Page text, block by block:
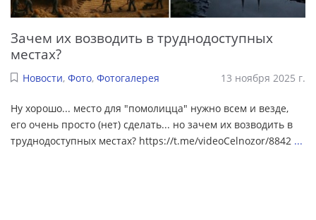
Зачем их возводить в труднодоступных
местах?
Новости, Фото, Фотогалерея 13 ноября 2025 г.
Ну хорошо... место для "помолицца" нужно всем и везде,
его очень просто (нет) сделать... но зачем их возводить в
труднодоступных местах? https://t.me/videoCelnozor/8842 ...